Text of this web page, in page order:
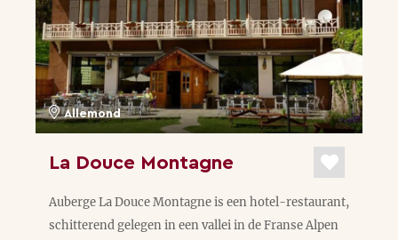
Allemond
La Douce Montagne
Auberge La Douce Montagne is een hotel-restaurant,
schitterend gelegen in een vallei in de Franse Alpen